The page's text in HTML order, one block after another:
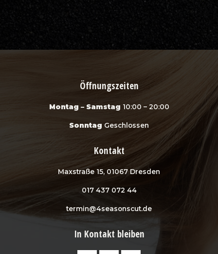
Öffnungszeiten
Montag – Samstag 10:00 – 20:00
Sonntag Geschlossen
Kontakt
Maxstraße 15, 01067 Dresden
017 437 072 44
termin@4seasonscut.de
In Kontakt bleiben